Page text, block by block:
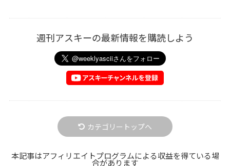
週刊アスキーの最新情報を購読しよう
カテゴリートップへ
本記事はアフィリエイトプログラムによる収益を得ている場
合があります